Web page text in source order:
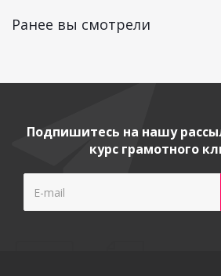
Ранее вы смотрели
Подпишитесь на нашу
курс грамотного